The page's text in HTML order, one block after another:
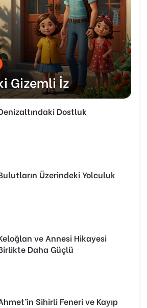
Gizemli İz
Dostluk
Üzerindeki Yolculuk
ve Annesi Hikayesi
Daha Güçlü
Sihirli Feneri ve Kayıp